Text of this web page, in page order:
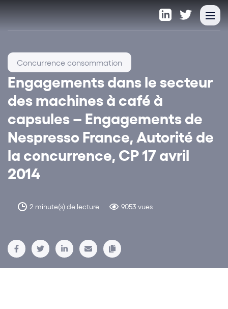
Engagements dans le secteur
des machines à café à
capsules – Engagements de
Nespresso France, Autorité de
la concurrence, CP 17 avril
2014
2 minute(s) de lecture 9053 vues
Concurrence consommation